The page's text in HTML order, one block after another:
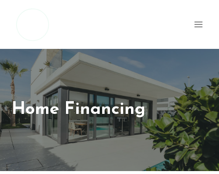
Home Financing